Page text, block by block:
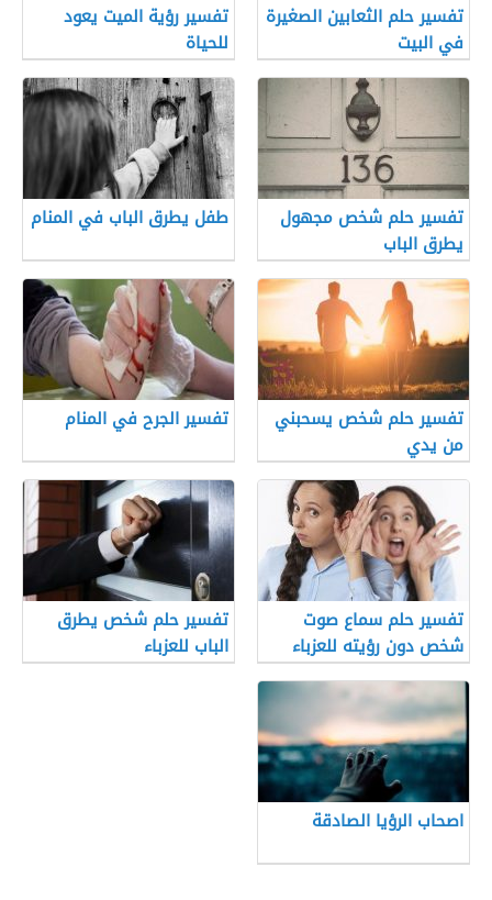
تفسير حلم الثعابين الصغيرة
في البيت
تفسير رؤية الميت يعود
للحياة
تفسير حلم شخص مجهول
يطرق الباب
طفل يطرق الباب في المنام
تفسير حلم شخص يسحبني
من يدي
تفسير الجرح في المنام
تفسير حلم سماع صوت
شخص دون رؤيته للعزباء
تفسير حلم شخص يطرق
الباب للعزباء
اصحاب الرؤيا الصادقة